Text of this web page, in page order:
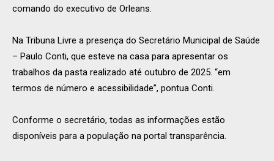
comando do executivo de Orleans.
Na Tribuna Livre a presença do Secretário Municipal de Saúde
– Paulo Conti, que esteve na casa para apresentar os
trabalhos da pasta realizado até outubro de 2025. “em
termos de número e acessibilidade”, pontua Conti.
Conforme o secretário, todas as informações estão
disponíveis para a população na portal transparência.